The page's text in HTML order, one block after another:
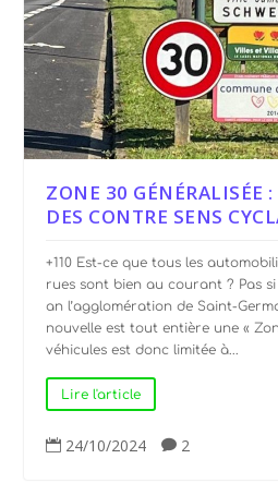
ZONE 30 GÉNÉRALISÉE
DES CONTRE SENS
+110 Est-ce que tous les
rues sont bien au courant ? Pas si
an l’agglomération de Saint-
nouvelle est tout entière une «
véhicules est donc limitée à...
Lire l'article
 24/10/2024  2